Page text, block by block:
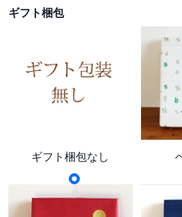
ギフト梱包
ギフト梱包なし